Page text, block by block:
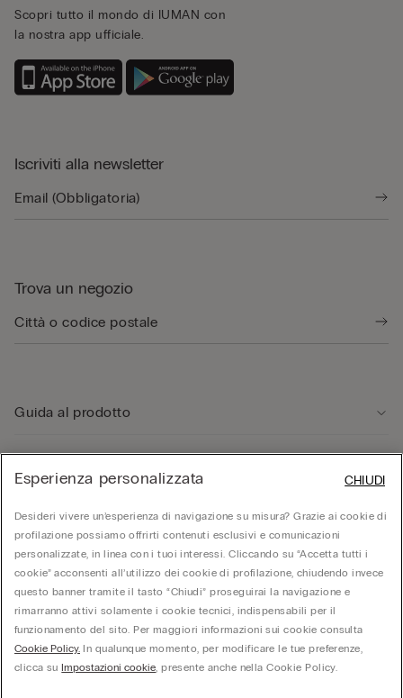
Scopri tutto il mondo di IUMAN con
la nostra app ufficiale.
Iscriviti alla newsletter
Trova un negozio
Guida al prodotto
Area Legale
Corporate
© Calzedonia S.p.A | P.iva 02253210237 | Sede Legale: Malcesine (VR), Via Portici
Umberto Primo n. 5/3 | Cod. Fisc. e n.iscr. al Reg. Imprese di Verona: 01037050422 |
REA: VR – 205310 | Capitale sociale: Euro 212.000.000,00 | Società soggetta a
Esperienza personalizzata
Desideri vivere un’esperienza di navigazione su misura? Grazie ai cookie di
profilazione possiamo offrirti contenuti esclusivi e comunicazioni
personalizzate, in linea con i tuoi interessi. Cliccando su “Accetta tutti i
cookie” acconsenti all’utilizzo dei cookie di profilazione, chiudendo invece
questo banner tramite il tasto “Chiudi” proseguirai la navigazione e
rimarranno attivi solamente i cookie tecnici, indispensabili per il
funzionamento del sito. Per maggiori informazioni sui cookie consulta
Cookie Policy. In qualunque momento, per modificare le tue preferenze,
clicca suImpostazioni cookie, presente anche nella Cookie Policy.
CHIUDI